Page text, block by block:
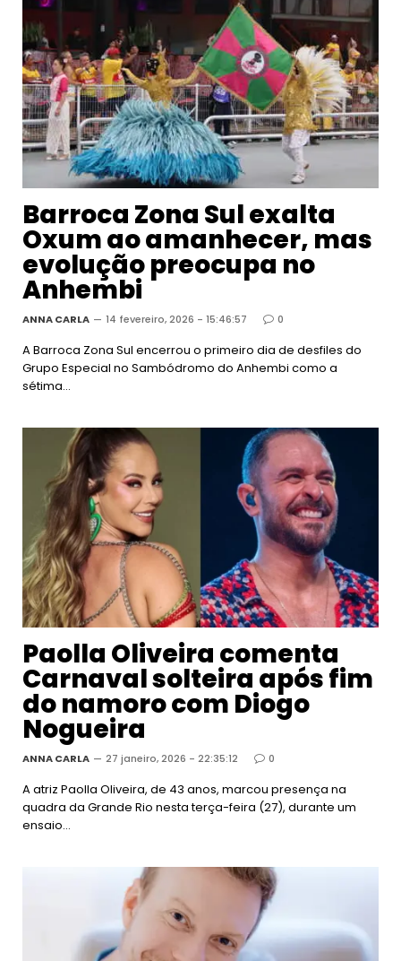
Barroca Zona Sul exalta
Oxum ao amanhecer, mas
evolução preocupa no
Anhembi
ANNA CARLA 14 fevereiro, 2026 - 15:46:57 0
A Barroca Zona Sul encerrou o primeiro dia de desfiles do
Grupo Especial no Sambódromo do Anhembi como a
sétima…
Paolla Oliveira comenta
Carnaval solteira após fim
do namoro com Diogo
Nogueira
ANNA CARLA 27 janeiro, 2026 - 22:35:12 0
A atriz Paolla Oliveira, de 43 anos, marcou presença na
quadra da Grande Rio nesta terça-feira (27), durante um
ensaio…